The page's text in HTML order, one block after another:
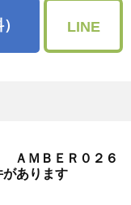
LINE
ＡＭＢＥＲ０２６
あります